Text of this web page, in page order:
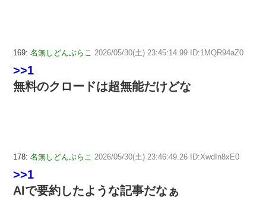
169: 名無しどんぶらこ 2026/05/30(土) 23:45:14.99 ID:1MQR94aZ0
>>1
無料のクロードは超無能だけどな
178: 名無しどんぶらこ 2026/05/30(土) 23:46:49.26 ID:XwdIn8xE0
>>1
AIで要約したような記事だなぁ